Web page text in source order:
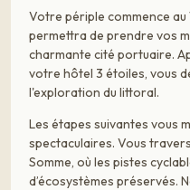
Votre périple commence
permettra de prendre vos
charmante cité portuaire.
votre hôtel 3 étoiles, vous
l'exploration du littoral.
Les étapes suivantes vous
spectaculaires. Vous
Somme, où les pistes
d’écosystèmes préservés.